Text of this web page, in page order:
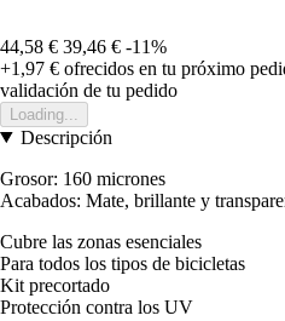
44,58 € 39,46 € -11%
+1,97 € ofrecidos en tu próximo
validación de tu pedido
Loading...
Descripción
Grosor: 160 micrones
Acabados: Mate, brillante y
Cubre las zonas esenciales
Para todos los tipos de bicicletas
Kit precortado
Protección contra los UV